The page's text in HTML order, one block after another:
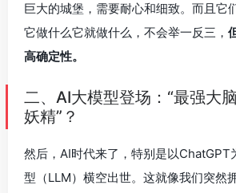
巨大的城堡，需要耐心和细致。而且它
它做什么它就做什么，不会举一反三，
高确定性。
二、AI大模型登场：“最强大
妖精”？
然后，AI时代来了，特别是以ChatGPT
型（LLM）横空出世。这就像我们突然